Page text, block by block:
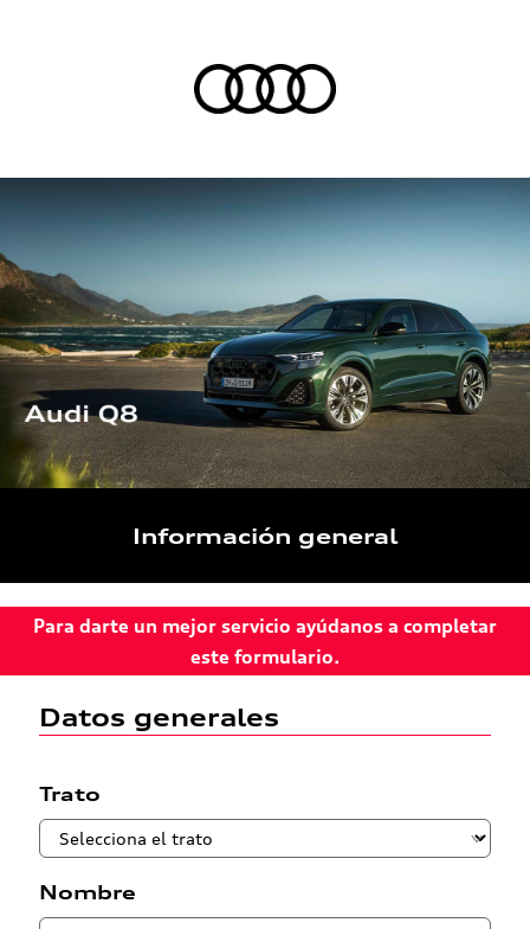
Información general
Para darte un mejor servicio ayúdanos a completar
este formulario.
Datos generales
Trato
Nombre